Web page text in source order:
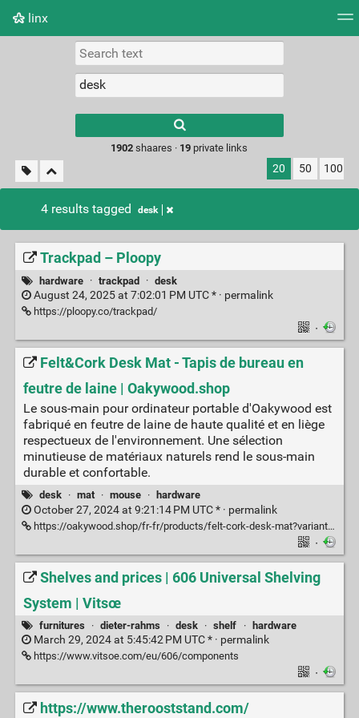
linx
Picture wall
results.
1902 shaares · 19 private links
20 50 100
4 results tagged desk
Trackpad – Ploopy
hardware · trackpad · desk
August 24, 2025 at 7:02:01 PM UTC * · permalink
https://ploopy.co/trackpad/
·
Felt&Cork Desk Mat - Tapis de bureau en
feutre de laine | Oakywood.shop
Le sous-main pour ordinateur portable d'Oakywood est
fabriqué en feutre de laine de haute qualité et en liège
respectueux de l'environnement. Une sélection
minutieuse de matériaux naturels rend le sous-main
durable et confortable.
desk · mat · mouse · hardware
October 27, 2024 at 9:21:14 PM UTC * · permalink
https://oakywood.shop/fr-fr/products/felt-cork-desk-mat?variant=40323708321853
·
Shelves and prices | 606 Universal Shelving
System | Vitsœ
furnitures · dieter-rahms · desk · shelf · hardware
March 29, 2024 at 5:45:42 PM UTC * · permalink
https://www.vitsoe.com/eu/606/components
·
https://www.therooststand.com/